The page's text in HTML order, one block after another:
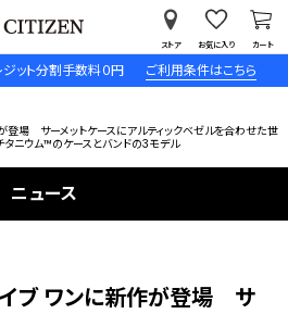
ット分割手数料０円 ご利用条件はこちら
ストア お気に入り カート
登場 サーメットケースにアルティックベゼルを合わせた世
ニウム™のケースとバンドの3モデル
ニュース
ブ ワンに新作が登場 サ